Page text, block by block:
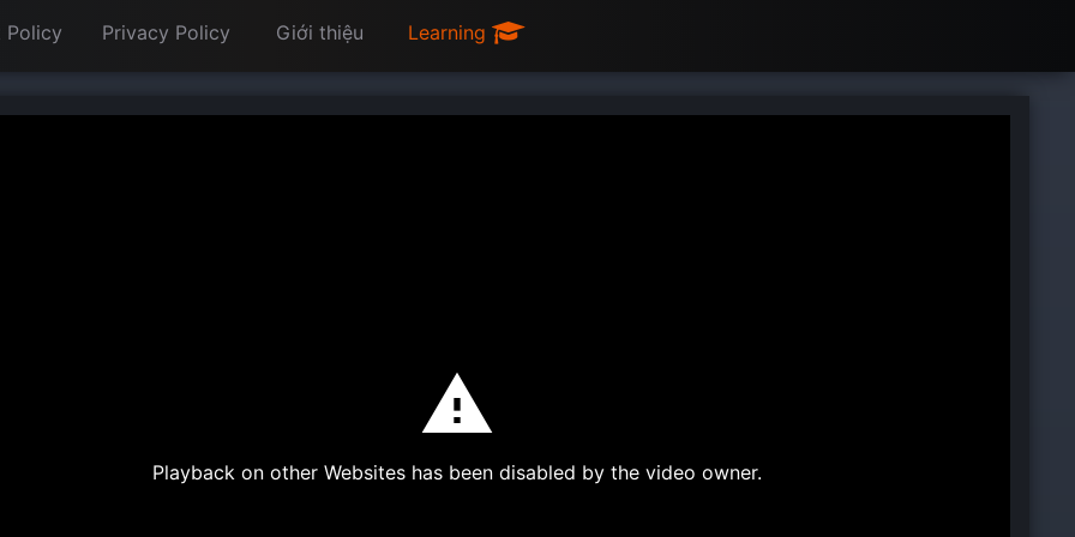
Policy Privacy Policy Giới thiệu Learning
Playback on other Websites has been disabled by the video owner.